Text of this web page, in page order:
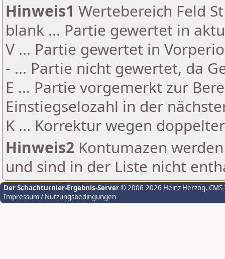
Hinweis1 Wertebereich Feld
blank ... Partie gewertet in
V ... Partie gewertet in
- ... Partie nicht gewertet, da
E ... Partie vorgemerkt zur
Einstiegselozahl in der
K ... Korrektur wegen
Hinweis2 Kontumazen
und sind in der Liste nicht
Der Schachturnier-Ergebnis-Server© 2006-2026 Heinz Herzog,
Impressum / Nutzungsbedingungen